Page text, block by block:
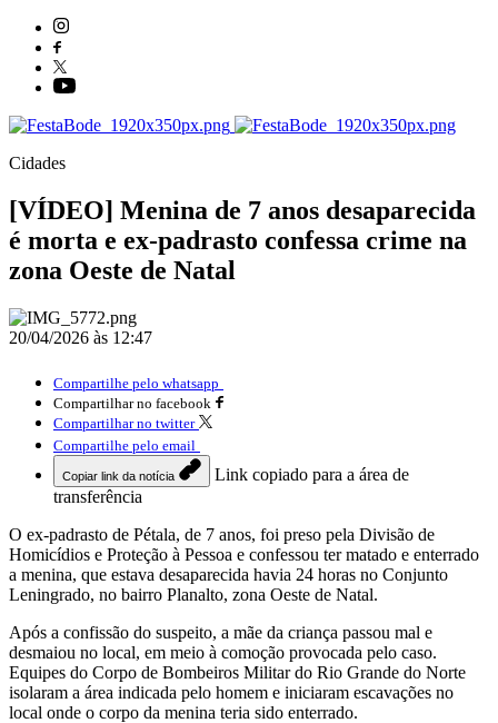
Cidades
[VÍDEO] Menina de 7 anos desaparecida
é morta e ex-padrasto confessa crime na
zona Oeste de Natal
20/04/2026 às 12:47
Compartilhe pelo whatsapp
Compartilhar no facebook
Compartilhar no twitter
Compartilhe pelo email
Copiar link da notícia
Link copiado para a área de
transferência
O ex-padrasto de Pétala, de 7 anos, foi preso pela Divisão de
Homicídios e Proteção à Pessoa e confessou ter matado e enterrado
a menina, que estava desaparecida havia 24 horas no Conjunto
Leningrado, no bairro Planalto, zona Oeste de Natal.
Após a confissão do suspeito, a mãe da criança passou mal e
desmaiou no local, em meio à comoção provocada pelo caso.
Equipes do Corpo de Bombeiros Militar do Rio Grande do Norte
isolaram a área indicada pelo homem e iniciaram escavações no
local onde o corpo da menina teria sido enterrado.